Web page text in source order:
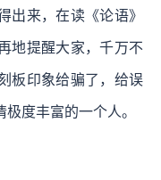
出来，在读《论语》
地提醒大家，千万不
板印象给骗了，给误
度丰富的一个人。